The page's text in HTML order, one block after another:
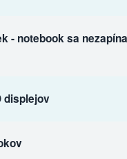
- notebook sa
displejov